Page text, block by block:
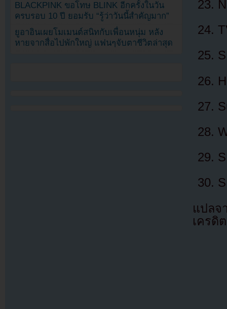
แปล
เครดิ
BLACKPINK ขอโทษ BLINK อีกครั้งในวัน
ครบรอบ 10 ปี ยอมรับ “รู้ว่าวันนี้สำคัญมาก”
ยูอาอินเผยโมเมนต์สนิทกับเพื่อนหนุ่ม หลัง
หายจากสื่อไปพักใหญ่ แฟนๆจับตาชีวิตล่าสุด